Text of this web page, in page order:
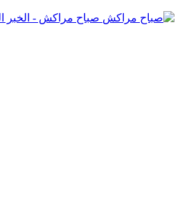
صباح مراكش - الخبر